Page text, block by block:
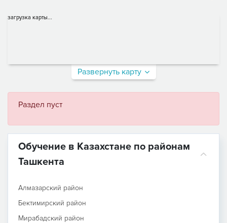
загрузка карты...
Развернуть карту
Раздел пуст
Обучение в Казахстане по районам
Ташкента
Алмазарский район
Бектимирский район
Мирабадский район